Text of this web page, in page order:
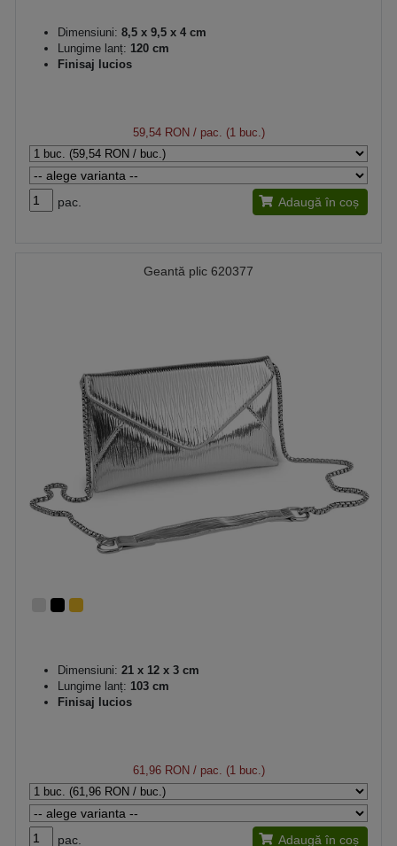
Dimensiuni: 8,5 x 9,5 x 4 cm
Lungime lanț: 120 cm
Finisaj lucios
59,54 RON/ pac. (1 buc.)
pac. Adaugă în coș
Geantă plic 620377
Dimensiuni: 21 x 12 x 3 cm
Lungime lanț: 103 cm
Finisaj lucios
61,96 RON / pac. (1 buc.)
pac. Adaugă în coș